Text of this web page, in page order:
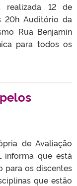
realizada 12 de
20h Auditório da
Rua Benjamin
para todos os
de Avaliação
informa que está
para os discentes
que estão